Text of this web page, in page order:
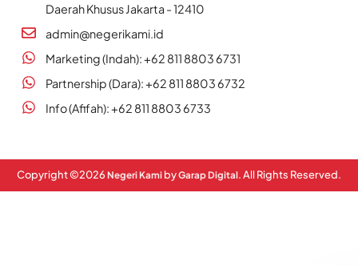
Daerah Khusus Jakarta - 12410
admin@negerikami.id
Marketing (Indah): +62 811 8803 6731
Partnership (Dara): +62 811 8803 6732
Info (Afifah): +62 811 8803 6733
Copyright ©2026 Negeri Kami byGarap Digital. All Rights Reserved.